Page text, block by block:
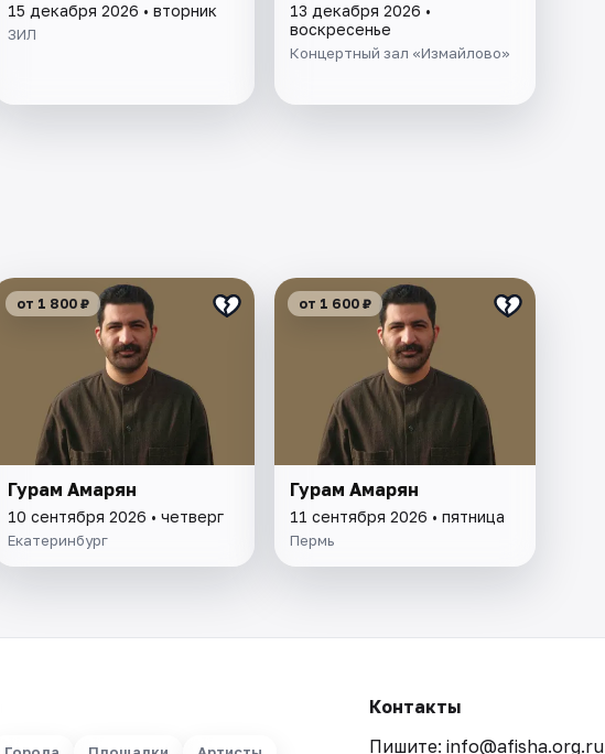
15 декабря 2026 • вторник
ЗИЛ
13 декабря 2026 •
воскресенье
Концертный зал «Измайлово»
от 1 800 ₽
Гурам Амарян
10 сентября 2026 • четверг
Екатеринбург
от 1 600 ₽
Гурам Амарян
11 сентября 2026 • пятница
Пермь
Контакты
Пишите: info@afisha.org.ru